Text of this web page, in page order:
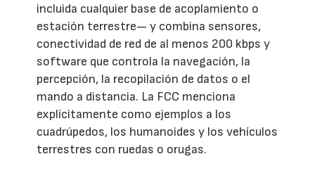
incluida cualquier base de acoplamiento o
estación terrestre— y combina sensores,
conectividad de red de al menos 200 kbps y
software que controla la navegación, la
percepción, la recopilación de datos o el
mando a distancia. La FCC menciona
explícitamente como ejemplos a los
cuadrúpedos, los humanoides y los vehículos
terrestres con ruedas o orugas.